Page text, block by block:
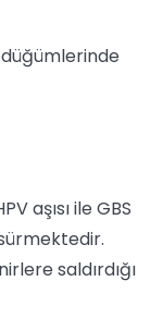
aşısı ile GBS
saldırdığı